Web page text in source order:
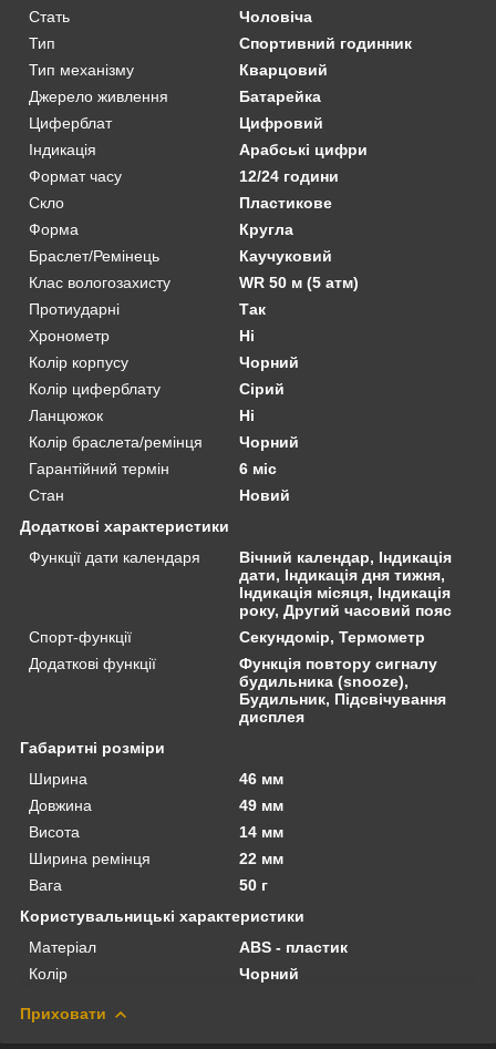
Стать
Чоловіча
Тип
Спортивний годинник
Тип механізму
Кварцовий
Джерело живлення
Батарейка
Циферблат
Цифровий
Індикація
Арабські цифри
Формат часу
12/24 години
Скло
Пластикове
Форма
Кругла
Браслет/Ремінець
Каучуковий
Клас вологозахисту
WR 50 м (5 атм)
Протиударні
Так
Хронометр
Ні
Колір корпусу
Чорний
Колір циферблату
Сірий
Ланцюжок
Ні
Колір браслета/ремінця
Чорний
Гарантійний термін
6 міс
Стан
Новий
Додаткові характеристики
Функції дати календаря
Вічний календар, Індикація
дати, Індикація дня тижня,
Індикація місяця, Індикація
року, Другий часовий пояс
Спорт-функції
Секундомір, Термометр
Додаткові функції
Функція повтору сигналу
будильника (snooze),
Будильник, Підсвічування
дисплея
Габаритні розміри
Ширина
46 мм
Довжина
49 мм
Висота
14 мм
Ширина ремінця
22 мм
Вага
50 г
Користувальницькі характеристики
Матеріал
ABS - пластик
Колір
Чорний
Приховати